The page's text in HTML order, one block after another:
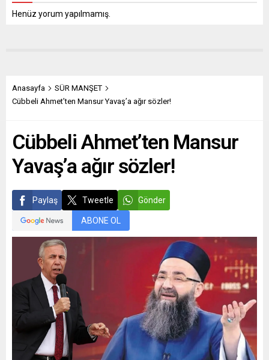
Henüz yorum yapılmamış.
Anasayfa
SÜR MANŞET
Cübbeli Ahmet’ten Mansur Yavaş’a ağır sözler!
Cübbeli Ahmet’ten Mansur
Yavaş’a ağır sözler!
Paylaş Tweetle Gönder
ABONE OL